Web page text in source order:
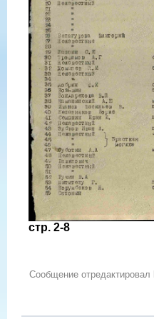
стр. 2-8
Сообщение отредактировал